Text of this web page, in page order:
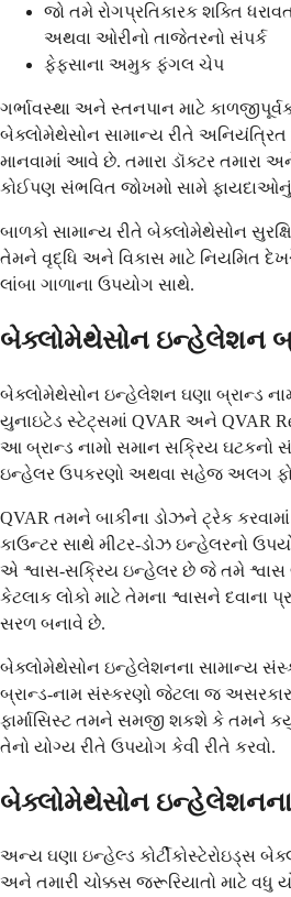
જો તમે રોગપ્રતિકારક શક્તિ
અથવા ઓરીનો તાજેતરનો સંપર્ક
ફેફસાના અમુક ફંગલ ચેપ
ગર્ભાવસ્થા અને સ્તનપાન માટે
બેક્લોમેથેસોન સામાન્ય રીતે
માનવામાં આવે છે. તમારા ડૉક્ટર તમારા
કોઈપણ સંભવિત જોખમો સામે
બાળકો સામાન્ય રીતે બેક્લોમેથેસોન
તેમને વૃદ્ધિ અને વિકાસ માટે નિયમિત
લાંબા ગાળાના ઉપયોગ સાથે.
બેક્લોમેથેસોન ઇન્હેલેશન
બેક્લોમેથેસોન ઇન્હેલેશન ઘણા બ્રાન્ડ
યુનાઇટેડ સ્ટેટ્સમાં QVAR અને QVAR
આ બ્રાન્ડ નામો સમાન સક્રિય
ઇન્હેલર ઉપકરણો અથવા સહેજ અલગ
QVAR તમને બાકીના ડોઝને ટ્રેક
કાઉન્ટર સાથે મીટર-ડોઝ ઇન્હેલરનો
એ શ્વાસ-સક્રિય ઇન્હેલર છે જે તમે શ્વાસ
કેટલાક લોકો માટે તેમના શ્વાસને દવાના
સરળ બનાવે છે.
બેક્લોમેથેસોન ઇન્હેલેશનના સામાન્ય
બ્રાન્ડ-નામ સંસ્કરણો જેટલા જ
ફાર્માસિસ્ટ તમને સમજી શકશે કે તમને
તેનો યોગ્ય રીતે ઉપયોગ કેવી રીતે કરવો.
બેક્લોમેથેસોન ઇન્હેલેશનના
અન્ય ઘણા ઇન્હેલ્ડ કોર્ટીકોસ્ટેરોઇડ્સ
અને તમારી ચોક્કસ જરૂરિયાતો માટે વધુ